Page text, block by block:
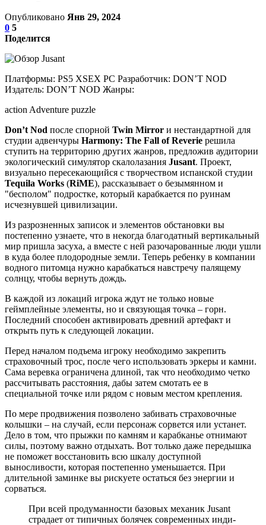
Опубликовано Янв 29, 2024
0 5
Поделится
Платформы: PS5 XSEX PC Разработчик: DON’T NOD
Издатель: DON’T NOD Жанры:
action Adventure puzzle
Don’t Nod после спорной Twin Mirror и нестандартной для
студии адвенчуры Harmony: The Fall of Reverie решила
ступить на территорию других жанров, предложив аудитории
экологический симулятор скалолазания Jusant. Проект,
визуально пересекающийся с творчеством испанской студии
Tequila Works (RiME), рассказывает о безымянном и
"бесполом" подростке, который карабкается по руинам
исчезнувшей цивилизации.
Из разрозненных записок и элементов обстановки вы
постепенно узнаете, что в некогда благодатный вертикальный
мир пришла засуха, а вместе с ней разочарованные люди ушли
в куда более плодородные земли. Теперь ребенку в компании
водного питомца нужно карабкаться навстречу палящему
солнцу, чтобы вернуть дождь.
В каждой из локаций игрока ждут не только новые
геймплейные элементы, но и связующая точка – горн.
Последний способен активировать древний артефакт и
открыть путь к следующей локации.
Перед началом подъема игроку необходимо закрепить
страховочный трос, после чего использовать эркеры и камни.
Сама веревка ограничена длиной, так что необходимо четко
рассчитывать расстояния, дабы затем смотать ее в
специальной точке или рядом с новым местом крепления.
По мере продвижения позволено забивать страховочные
колышки – на случай, если персонаж сорвется или устанет.
Дело в том, что прыжки по камням и карабканье отнимают
силы, поэтому важно отдыхать. Вот только даже передышка
не поможет восстановить всю шкалу доступной
выносливости, которая постепенно уменьшается. При
длительной заминке вы рискуете остаться без энергии и
сорваться.
При всей продуманности базовых механик Jusant
страдает от типичных болячек современных инди-